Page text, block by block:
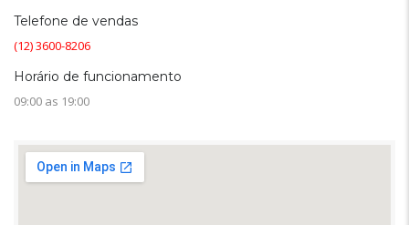
Telefone de vendas
(12) 3600-8206
Horário de funcionamento
09:00 as 19:00